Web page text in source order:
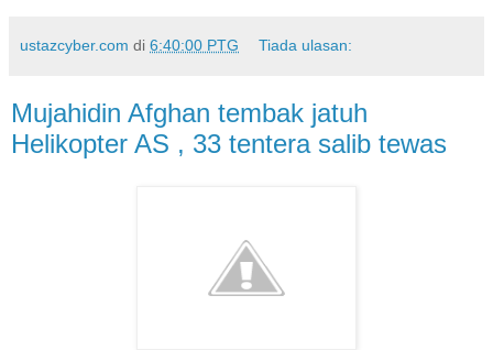
ustazcyber.com di 6:40:00 PTG Tiada ulasan:
Mujahidin Afghan tembak jatuh
Helikopter AS , 33 tentera salib tewas